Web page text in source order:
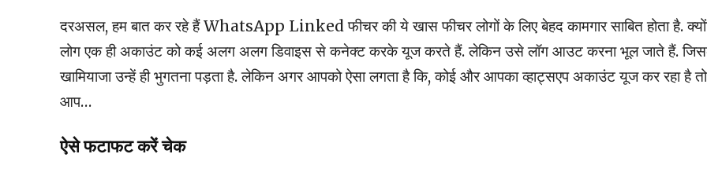
दरअसल, हम बात कर रहे हैं WhatsApp Linked फीचर की ये खास फीचर लोगों के लिए बेहद कामगार साबित होता है.
लोग एक ही अकाउंट को कई अलग अलग डिवाइस से कनेक्ट करके यूज करते हैं. लेकिन उसे लॉग आउट करना भूल जाते हैं.
खामियाजा उन्हें ही भुगतना पड़ता है. लेकिन अगर आपको ऐसा लगता है कि, कोई और आपका व्हाट्सएप अकाउंट यूज कर रहा है तो
आप…
ऐसे फटाफट करें चेक